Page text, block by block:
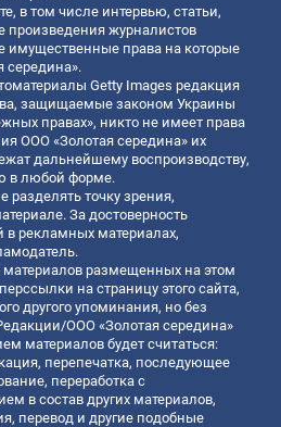
в том числе интервью, статьи,
произведения журналистов
имущественные права на которые
середина».
Getty Images редакция
защищаемые законом Украины
правах», никто не имеет права
ООО «Золотая середина» их
дальнейшему воспроизводству,
в любой форме.
разделять точку зрения,
За достоверность
рекламных материалах,
размещенных на этом
на страницу этого сайта,
другого упоминания, но без
ООО «Золотая середина»
материалов будет считаться:
перепечатка, последующее
переработка с
в состав других материалов,
перевод и другие подобные